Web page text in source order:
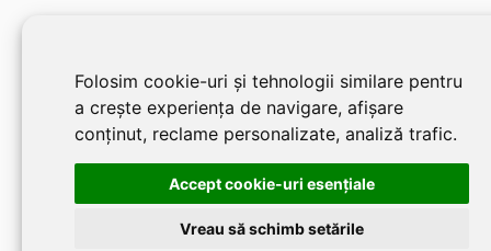
Folosim cookie-uri și tehnologii similare pentru
a crește experiența de navigare, afișare
conținut, reclame personalizate, analiză trafic.
Accept cookie-uri esenţiale
Vreau să schimb setările